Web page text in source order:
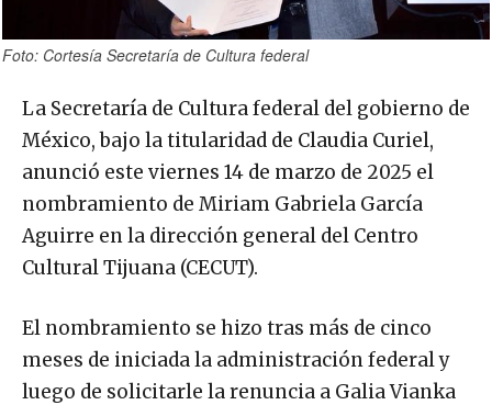
Foto: Cortesía Secretaría de Cultura federal
La Secretaría de Cultura federal del gobierno de
México, bajo la titularidad de Claudia Curiel,
anunció este viernes 14 de marzo de 2025 el
nombramiento de Miriam Gabriela García
Aguirre en la dirección general del Centro
Cultural Tijuana (CECUT).
El nombramiento se hizo tras más de cinco
meses de iniciada la administración federal y
luego de solicitarle la renuncia a Galia Vianka